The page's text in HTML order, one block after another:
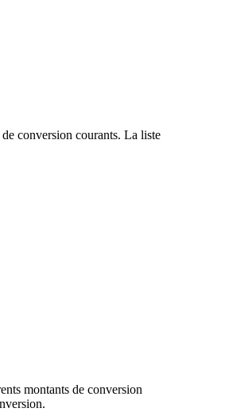
conversion courants. La liste
montants de conversion